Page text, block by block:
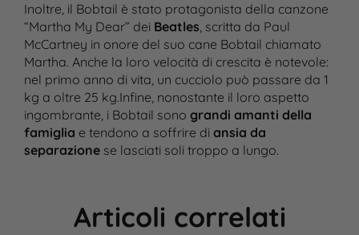
Inoltre, il Bobtail è stato protagonista della canzone
“Martha My Dear” dei Beatles, scritta da Paul
McCartney in onore del suo cane Bobtail chiamato
Martha​. Anche la loro velocità di crescita è notevole:
nel primo anno di vita, un cucciolo può passare da 1
kg a oltre 25 kg​.Infine, nonostante il loro aspetto
ingombrante, i Bobtail sono grandi amanti della
famiglia e tendono a soffrire di ansia da
separazionese lasciati soli troppo a lungo.
Articoli correlati